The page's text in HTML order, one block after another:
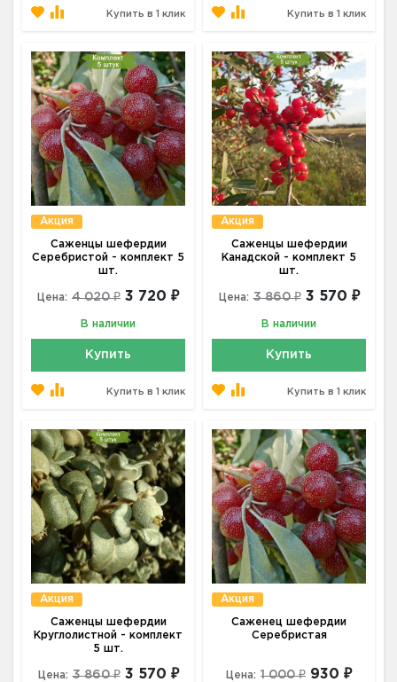
Купить в 1 клик Купить в 1 клик
Акция
Саженцы шефердии
Серебристой - комплект 5
шт.
Цена: 4 020 ₽ 3 720 ₽
В наличии
Купить
Купить в 1 клик
Акция
Саженцы шефердии
Канадской - комплект 5
шт.
Цена: 3 860 ₽ 3 570 ₽
В наличии
Купить
Купить в 1 клик
Акция
Саженцы шефердии
Круглолистной - комплект
5 шт.
Цена: 3 860 ₽ 3 570 ₽
Акция
Саженец шефердии
Серебристая
Цена: 1 000 ₽ 930 ₽